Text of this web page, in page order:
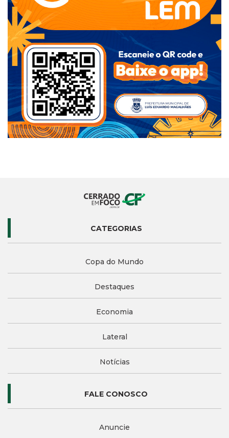
CATEGORIAS
Copa do Mundo
Destaques
Economia
Lateral
Notícias
FALE CONOSCO
Anuncie